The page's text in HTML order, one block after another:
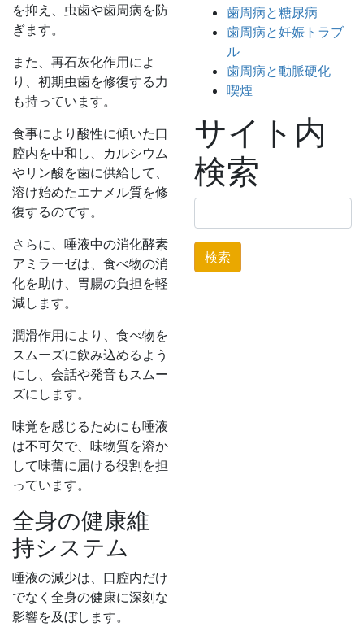
を抑え、虫歯や歯周病を防
ぎます。
また、再石灰化作用によ
り、初期虫歯を修復する力
も持っています。
食事により酸性に傾いた口
腔内を中和し、カルシウム
やリン酸を歯に供給して、
溶け始めたエナメル質を修
復するのです。
さらに、唾液中の消化酵素
アミラーゼは、食べ物の消
化を助け、胃腸の負担を軽
減します。
潤滑作用により、食べ物を
スムーズに飲み込めるよう
にし、会話や発音もスムー
ズにします。
味覚を感じるためにも唾液
は不可欠で、味物質を溶か
して味蕾に届ける役割を担
っています。
全身の健康維
持システム
唾液の減少は、口腔内だけ
でなく全身の健康に深刻な
影響を及ぼします。
歯周病と糖尿病
歯周病と妊娠トラブ
ル
歯周病と動脈硬化
喫煙
サイト内
検索
索: